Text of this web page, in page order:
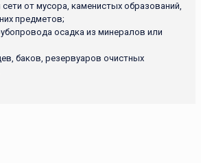
от мусора, каменистых образований,
предметов;
осадка из минералов или
баков, резервуаров очистных